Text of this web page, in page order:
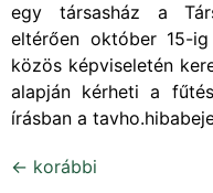
egy társasház a
eltérően október 15-
közös képviseletén
alapján kérheti a
írásban a
← korábbi